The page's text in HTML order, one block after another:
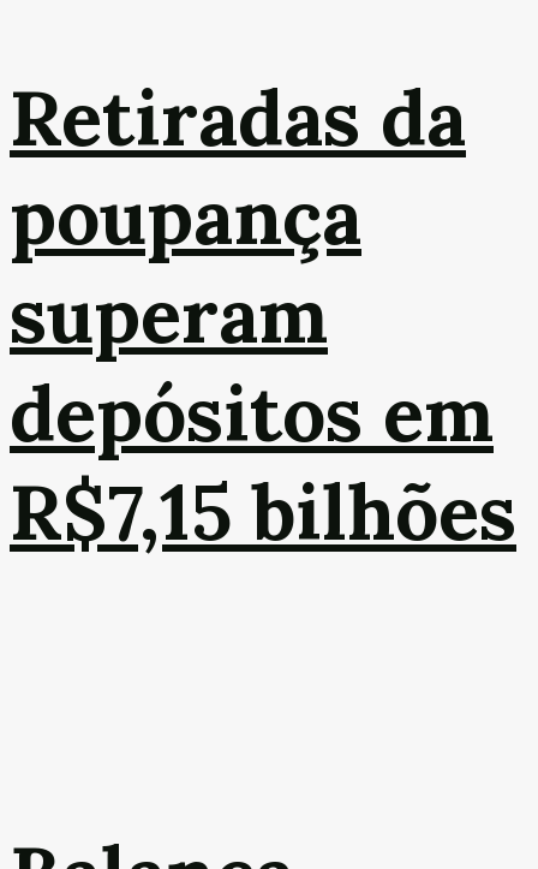
Retiradas da
poupança
superam
depósitos em
R$7,15 bilhões